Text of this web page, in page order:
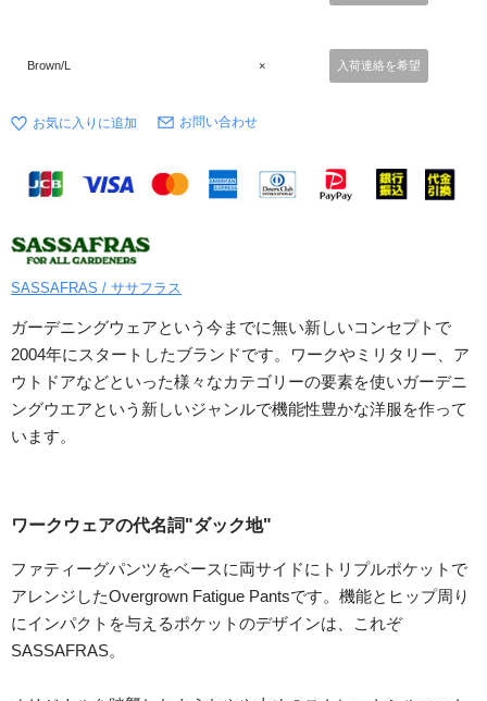
Brown/L × 入荷連絡を希望
お問い合わせ
SASSAFRAS / ササフラス
ガーデニングウェアという今までに無い新しいコンセプトで
2004年にスタートしたブランドです。ワークやミリタリー、ア
ウトドアなどといった様々なカテゴリーの要素を使いガーデニ
ングウエアという新しいジャンルで機能性豊かな洋服を作って
います。
ワークウェアの代名詞"ダック地"
ファティーグパンツをベースに両サイドにトリプルポケットで
アレンジしたOvergrown Fatigue Pantsです。機能とヒップ周り
にインパクトを与えるポケットのデザインは、これぞ
SASSAFRAS。